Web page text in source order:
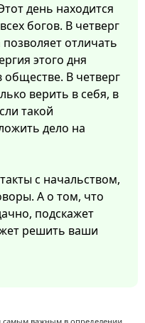
день находится
богов. В четверг
отличать
этого дня
обществе. В четверг
верить в себя, в
такой
дело на
с начальством,
А о том, что
подскажет
решить ваши